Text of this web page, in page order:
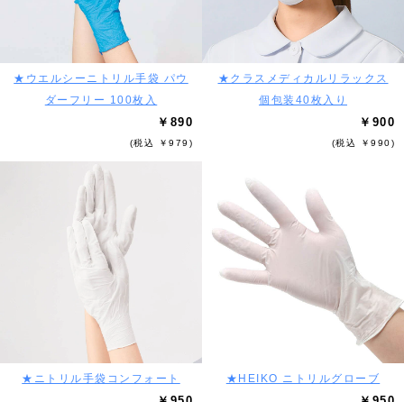
★ウエルシーニトリル手袋 パウ
ダーフリー 100枚入
￥890
(税込 ￥979)
★クラスメディカルリラックス
個包装40枚入り
￥900
(税込 ￥990)
★ニトリル手袋コンフォート ★HEIKO ニトリルグローブ